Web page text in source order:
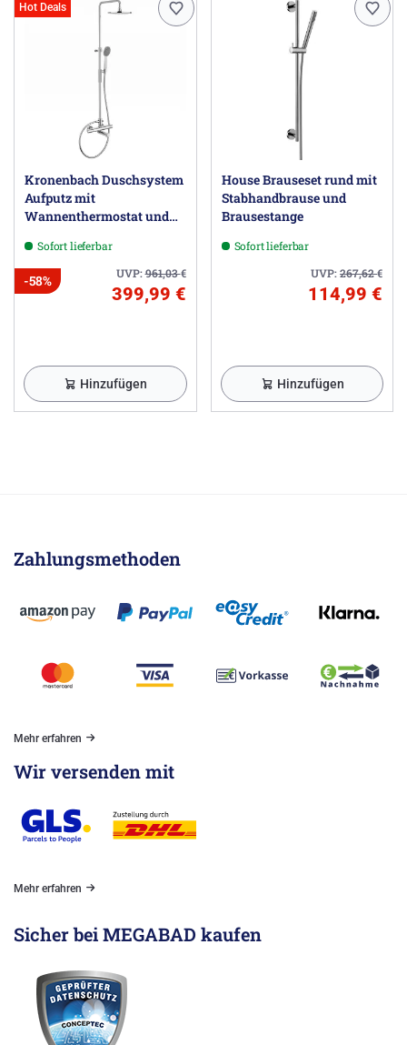
Hot Deals
Kronenbach Duschsystem
Aufputz mit
Wannenthermostat und
rundSofort lieferbar
UVP:961,03€
-58%
399,99 €
Hinzufügen
House Brauseset rund mit
Stabhandbrause und
Brausestange
Sofort lieferbar
UVP:267,62€
114,99 €
Hinzufügen
Zahlungsmethoden
Mehr erfahren
Wir versenden mit
Mehr erfahren
Sicher bei MEGABAD kaufen